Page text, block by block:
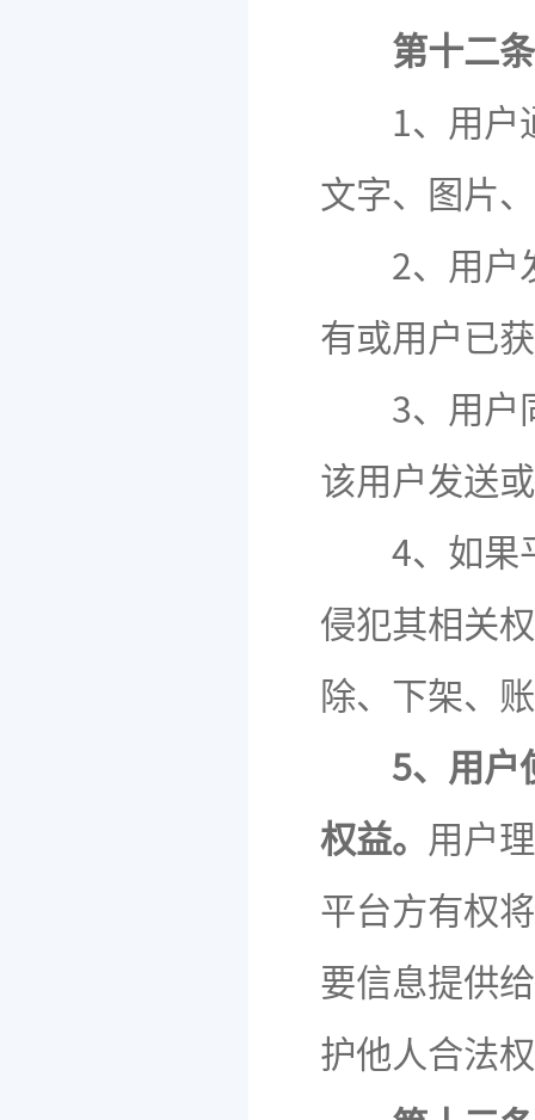
第十二
1、用户通
文字、图片
2、用户发
有或用户已
3、用户同
该用户发送
4、如果平
侵犯其相关
除、下架、
5、用户
权益。 用户
平台方有权
要信息提供
护他人合法